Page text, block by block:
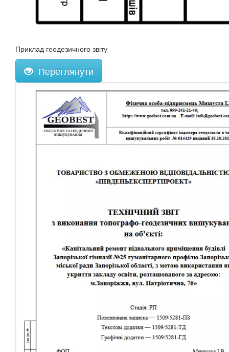
Приклад геодезичного звіту
Переглянути